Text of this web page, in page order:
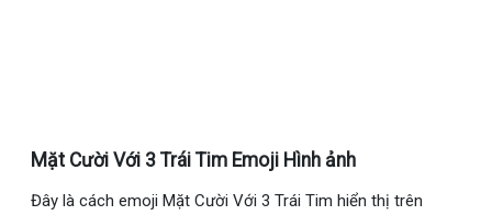
Mặt Cười Với 3 Trái Tim Emoji Hình ảnh
Đây là cách emoji Mặt Cười Với 3 Trái Tim hiển thị trên